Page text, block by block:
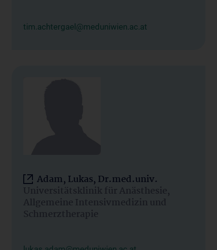
tim.achtergael@meduniwien.ac.at
Adam, Lukas, Dr.med.univ.
Universitätsklinik für Anästhesie,
Allgemeine Intensivmedizin und
Schmerztherapie